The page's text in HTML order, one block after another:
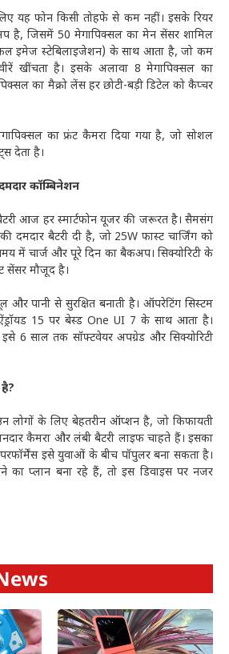
यह फोन किसी तोहफे से कम नहीं। इसके रियर
है, जिसमें 50 मेगापिक्सल का मेन सेंसर शामिल
इमेज स्टेबिलाइजेशन) के साथ आता है, जो कम
खींचता है। इसके अलावा 8 मेगापिक्सल का
का मैक्रो लेंस हर छोटी-बड़ी डिटेल को कैप्चर
का फ्रंट कैमरा दिया गया है, जो सोशल
देता है।
कॉम्बिनेशन
आज हर स्मार्टफोन यूजर की जरूरत है। सैमसंग
दमदार बैटरी दी है, जो 25W फास्ट चार्जिंग को
में चार्ज और पूरे दिन का बैकअप। सिक्योरिटी के
सेंसर मौजूद है।
और पानी से सुरक्षित बनाती है। ऑपरेटिंग सिस्टम
15 पर बेस्ड One UI 7 के साथ आता है।
6 साल तक सॉफ्टवेयर अपग्रेड और सिक्योरिटी
लोगों के लिए बेहतरीन ऑप्शन है, जो किफायती
कैमरा और लंबी बैटरी लाइफ चाहते हैं। इसका
इसे युवाओं के बीच पॉपुलर बना सकता है।
प्लान बना रहे हैं, तो इस डिवाइस पर नजर